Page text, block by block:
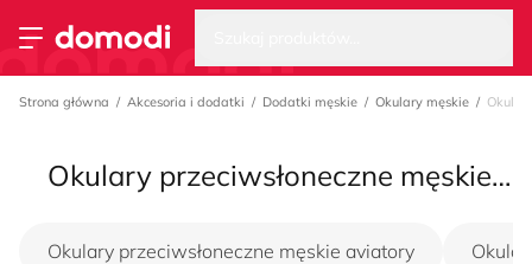
Przełącz menu
Strona główna
Strona główna Akcesoria i dodatki Dodatki męskie Okulary męskie
Okulary przeciwsłoneczne męskie promocje, lato 2026
Okulary przeciwsłoneczne męskie aviatory